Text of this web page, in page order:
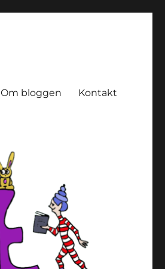
Om bloggen Kontakt